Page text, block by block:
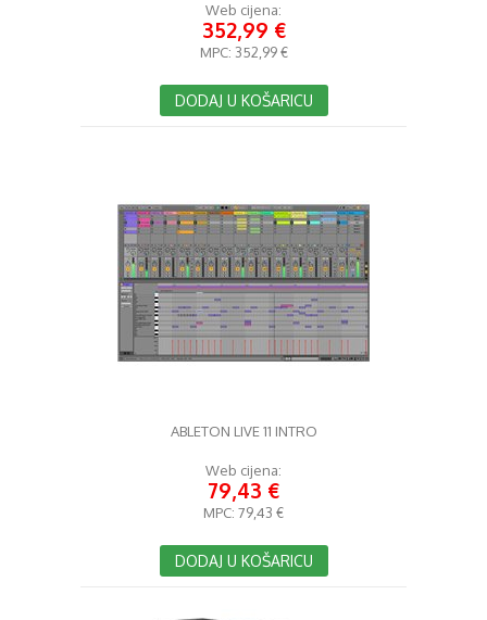
Web cijena:
352,99 €
MPC: 352,99 €
DODAJ U KOŠARICU
ABLETON LIVE 11 INTRO
Web cijena:
79,43 €
MPC: 79,43 €
DODAJ U KOŠARICU